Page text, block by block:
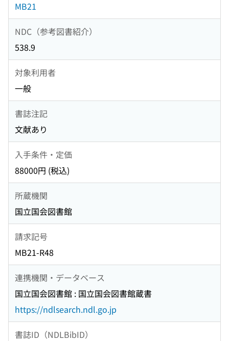
MB21
NDC（参考図書紹介）
538.9
対象利用者
一般
書誌注記
文献あり
入手条件・定価
88000円 (税込)
所蔵機関
国立国会図書館
請求記号
MB21-R48
連携機関・データベース
国立国会図書館 : 国立国会図書館蔵書
https://ndlsearch.ndl.go.jp
書誌ID（NDLBibID）